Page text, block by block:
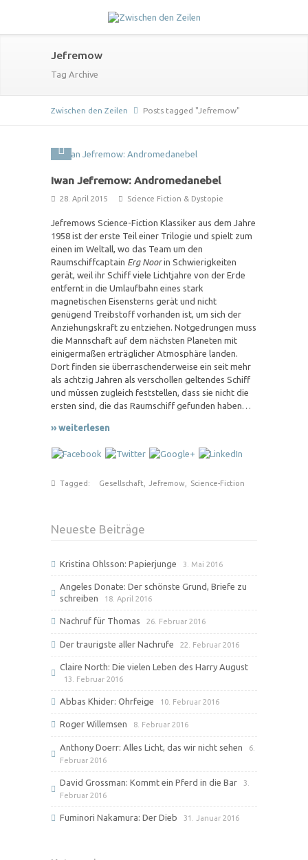
Jefremow
Tag Archive
Zwischen den Zeilen Posts tagged "Jefremow"
Iwan Jefremow: Andromedanebel
28. April 2015 Science Fiction & Dystopie
Jefremows Science-Fiction Klassiker aus dem Jahre
1958 ist der erste Teil einer Trilogie und spielt zum
einen im Weltall, wo das Team um den
Raumschiffcaptain Erg Noorin Schwierigkeiten
gerät, weil ihr Schiff viele Lichtjahre von der Erde
entfernt in die Umlaufbahn eines stark
magnetischen Eisensterns gerät und nicht
genügend Treibstoff vorhanden ist, um sich der
Anziehungskraft zu entziehen. Notgedrungen muss
die Mannschaft auf dem nächsten Planeten mit
einigermaßen erträglicher Atmosphäre landen.
Dort finden sie überraschenderweise ein seit mehr
als achtzig Jahren als verschollen geltendes Schiff
und müssen zugleich feststellen, dass sie nicht die
ersten sind, die das Raumschiff gefunden haben…
›› weiterlesen
Tagged: Gesellschaft, Jefremow, Science-Fiction
Neueste Beiträge
Kristina Ohlsson: Papierjunge 3. Mai 2016
Angeles Donate: Der schönste Grund, Briefe zu
schreiben
18. April 2016
Nachruf für Thomas 26. Februar 2016
Der traurigste aller Nachrufe 22. Februar 2016
Claire North: Die vielen Leben des Harry August
13. Februar 2016
Abbas Khider: Ohrfeige 10. Februar 2016
Roger Willemsen 8. Februar 2016
Anthony Doerr: Alles Licht, das wir nicht sehen
6.
Februar 2016
David Grossman: Kommt ein Pferd in die Bar
3.
Februar 2016
Fuminori Nakamura: Der Dieb 31. Januar 2016